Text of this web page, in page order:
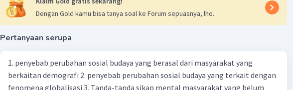
Iklan
Dengan Gold kamu bisa tanya soal ke Forum sepuasnya, lho.
Pertanyaan serupa
1. penyebab perubahan sosial budaya yang berasal dari masyarakat yang
berkaitan demografi 2. penyebab perubahan sosial budaya yang terkait dengan
fenomena globalisasi 3. Tanda-tanda sikap mental masyarakat yang belum